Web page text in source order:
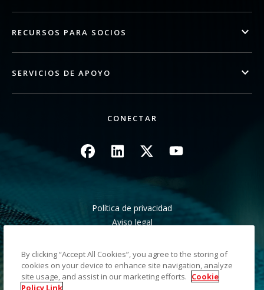
RECURSOS PARA SOCIOS
SERVICIOS DE APOYO
CONECTAR
ImagenImagenImagenImagen
Política de privacidad
Aviso legal
No compartir mis datos personales
Mapa del sitio
By clicking “Accept All Cookies”, you agree to the storing of
cookies on your device to enhance site navigation, analyze
site usage, and assist in our marketing efforts. Cookie
Policy Link